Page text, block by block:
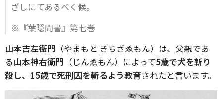
ざしにてあるべく候。
※『葉隠聞書』第七巻
山本吉左衛門 （やまもと きちざゑもん）は、父親であ
る山本神右衛門 （じんゑもん）によって5歳で犬を斬り
殺し、15歳で死刑囚を斬るよう教育されたと言います。